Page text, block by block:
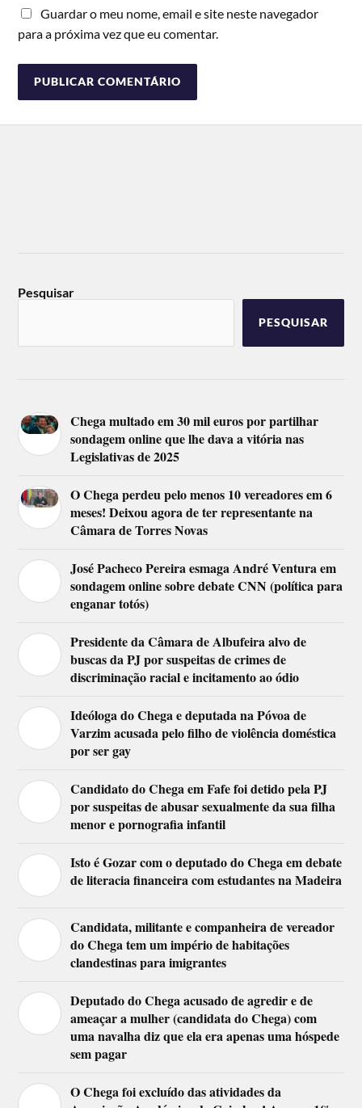
Guardar o meu nome, email e site neste navegador
para a próxima vez que eu comentar.
Pesquisar
PESQUISAR
Chega multado em 30 mil euros por partilhar
sondagem online que lhe dava a vitória nas
Legislativas de 2025
O Chega perdeu pelo menos 10 vereadores em 6
meses! Deixou agora de ter representante na
Câmara de Torres Novas
José Pacheco Pereira esmaga André Ventura em
sondagem online sobre debate CNN (política para
enganar totós)
Presidente da Câmara de Albufeira alvo de
buscas da PJ por suspeitas de crimes de
discriminação racial e incitamento ao ódio
Ideóloga do Chega e deputada na Póvoa de
Varzim acusada pelo filho de violência doméstica
por ser gay
Candidato do Chega em Fafe foi detido pela PJ
por suspeitas de abusar sexualmente da sua filha
menor e pornografia infantil
Isto é Gozar com o deputado do Chega em debate
de literacia financeira com estudantes na Madeira
Candidata, militante e companheira de vereador
do Chega tem um império de habitações
clandestinas para imigrantes
Deputado do Chega acusado de agredir e de
ameaçar a mulher (candidata do Chega) com
uma navalha diz que ela era apenas uma hóspede
sem pagar
O Chega foi excluído das atividades da